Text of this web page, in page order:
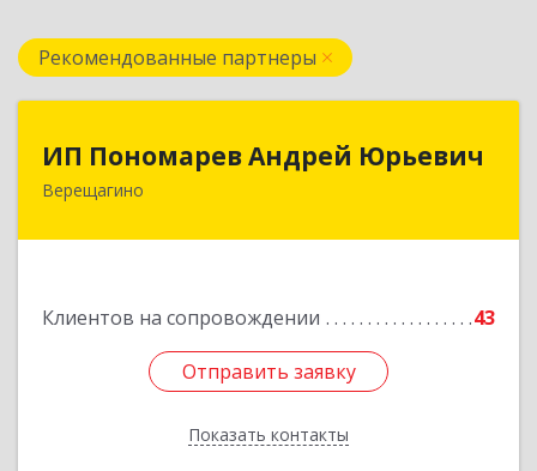
Рекомендованные партнеры
ИП Пономарев Андрей Юрьевич
Верещагино
Клиентов на сопровождении 43
Отправить заявку
Показать контакты
ИП Пономарев Андрей Юрьевич
617120, Пермский край, Верещагинский р-н,
Отправить заявку
Назад